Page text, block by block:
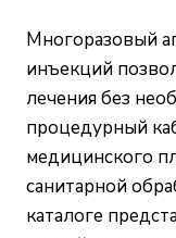
Многоразовый
инъекций
лечения без
процедурный
медицинского
санитарной
каталоге